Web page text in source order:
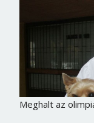
Meghalt az